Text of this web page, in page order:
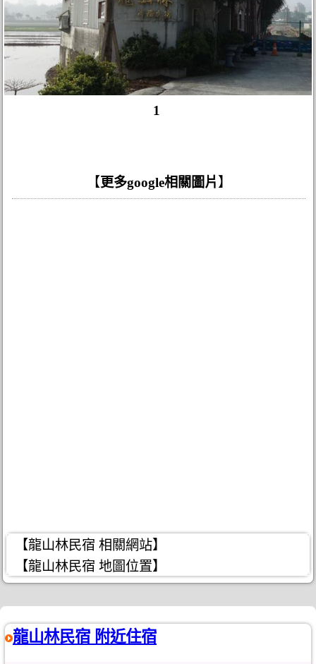
1
【更多google相關圖片】
【龍山林民宿 相關網站】
【龍山林民宿 地圖位置】
龍山林民宿 附近住宿